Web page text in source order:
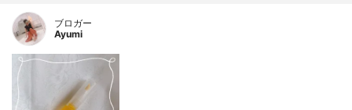
ブロガー
Ayumi